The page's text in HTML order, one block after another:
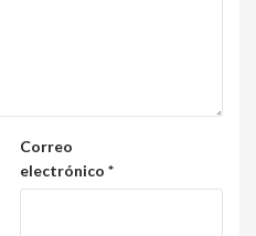
Correo
electrónico *